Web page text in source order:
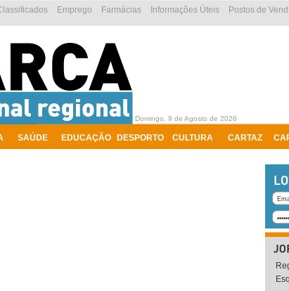
SAÚDE EDUCAÇÃO DESPORTO CULTURA CARTAZ
Postos de
Informações Úteis
Farmácias
Emprego
Domingo, 9 de Agosto de 2026